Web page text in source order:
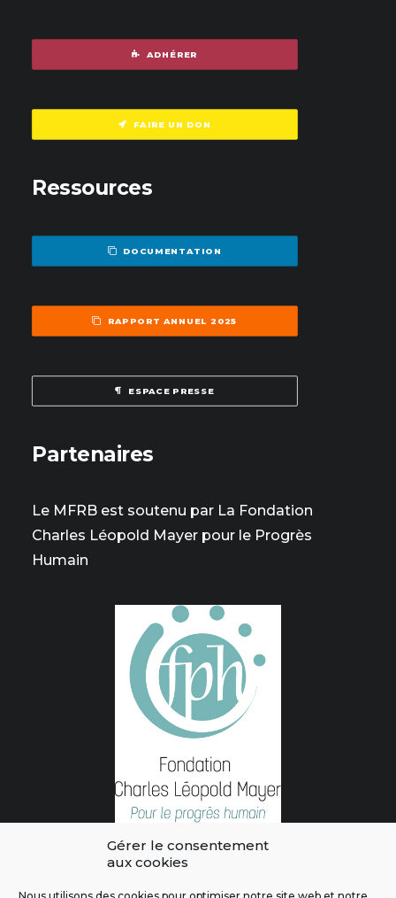
Gérer le consentement
aux cookies
ADHÉRER
FAIRE UN DON
Ressources
DOCUMENTATION
RAPPORT ANNUEL 2025
ESPACE PRESSE
Partenaires
Le MFRB est soutenu par La Fondation
Charles Léopold Mayer pour le Progrès
Humain